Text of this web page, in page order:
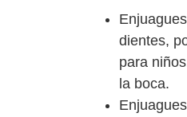
dientes,
para
la boca.